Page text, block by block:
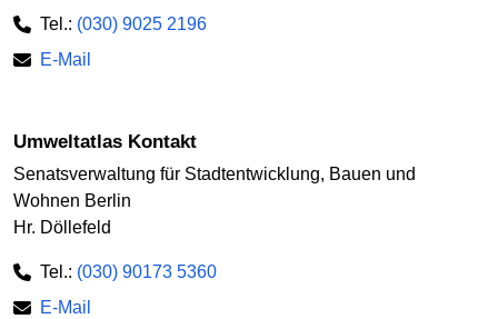
Tel.: (030) 9025 2196
E-Mail
Umweltatlas Kontakt
Senatsverwaltung für Stadtentwicklung, Bauen und
Wohnen Berlin
Hr. Döllefeld
Tel.: (030) 90173 5360
E-Mail